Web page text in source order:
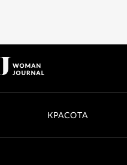
КРАСОТА